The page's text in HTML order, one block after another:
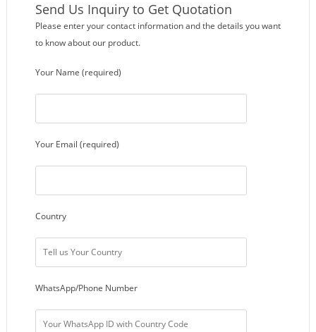
Send Us Inquiry to Get Quotation
Please enter your contact information and the details you want
to know about our product.
Your Name (required)
Your Email (required)
Country
WhatsApp/Phone Number